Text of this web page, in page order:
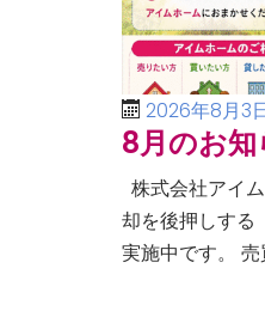
2026年8月3
8月のお知
株式会社アイ
却を後押しする
実施中です。 売